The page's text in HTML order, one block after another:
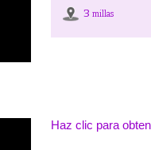
3millas
Haz clic para